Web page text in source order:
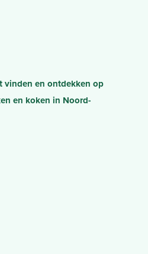
vinden en ontdekken op
en koken in Noord-